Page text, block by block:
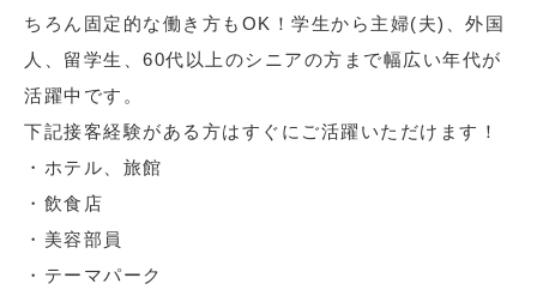
ちろん固定的な働き方もOK！学生から主婦(夫)、外国
人、留学生、60代以上のシニアの方まで幅広い年代が
活躍中です。
下記接客経験がある方はすぐにご活躍いただけます！
・ホテル、旅館
・飲食店
・美容部員
・テーマパーク